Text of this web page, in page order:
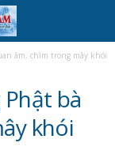
âm, chìm trong mây khói
bà
khói